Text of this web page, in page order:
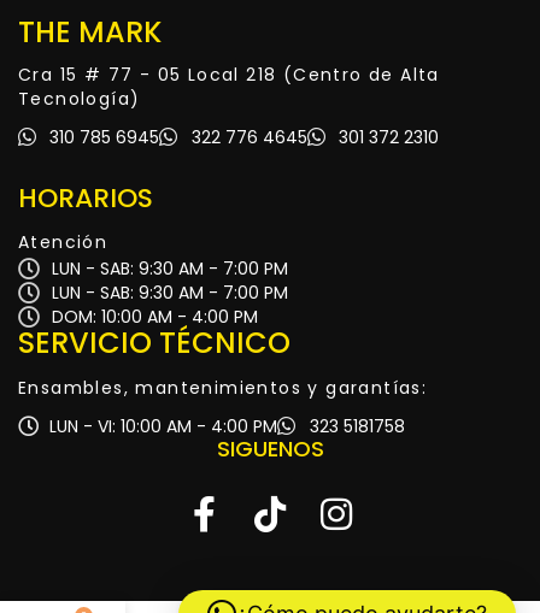
THE MARK
Cra 15 # 77 - 05 Local 218 (Centro de Alta
Tecnología)
310 785 6945
322 776 4645 301 372 2310
HORARIOS
Atención
LUN - SAB: 9:30 AM - 7:00 PM
LUN - SAB: 9:30 AM - 7:00 PM
DOM: 10:00 AM - 4:00 PM
SERVICIO TÉCNICO
Ensambles, mantenimientos y garantías:
LUN - VI: 10:00 AM - 4:00 PM
323 5181758
SIGUENOS